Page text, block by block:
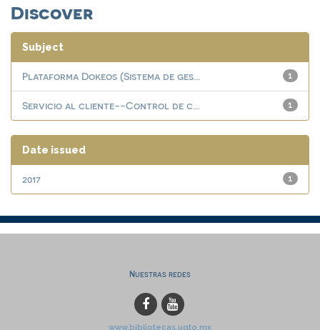
Discover
Subject
1
Plataforma Dokeos (Sistema de ges...
1
Servicio al cliente--Control de c...
Date issued
1
2017
Nuestras redes
www.bibliotecas.ugto.mx